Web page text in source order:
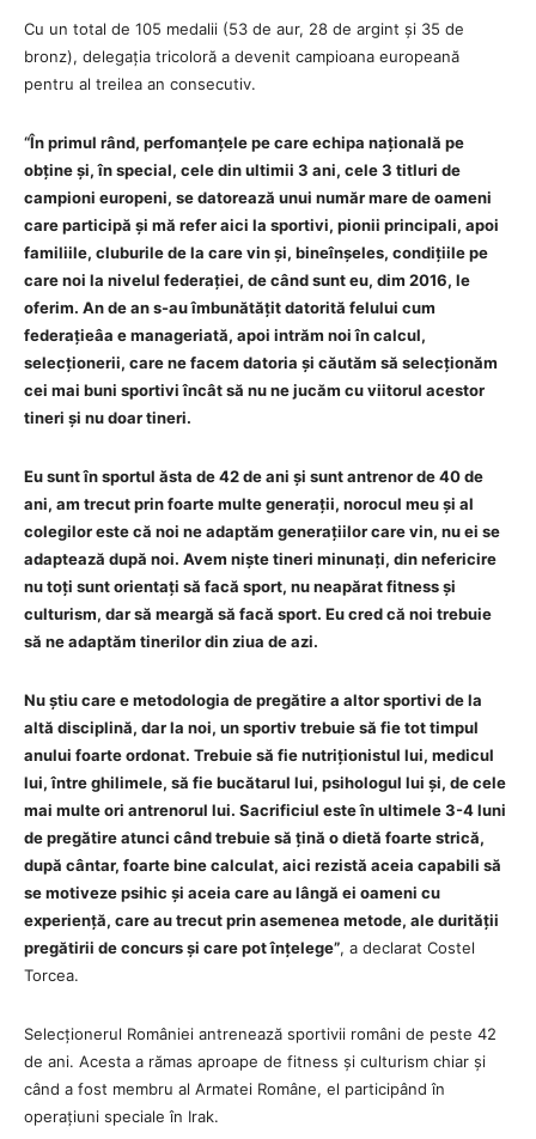
Cu un total de 105 medalii (53 de aur, 28 de argint și 35 de
bronz), delegația tricoloră a devenit campioana europeană
pentru al treilea an consecutiv.
“În primul rând, perfomanțele pe care echipa națională pe
obține și, în special, cele din ultimii 3 ani, cele 3 titluri de
campioni europeni, se datorează unui număr mare de oameni
care participă și mă refer aici la sportivi, pionii principali, apoi
familiile, cluburile de la care vin și, bineînșeles, condițiile pe
care noi la nivelul federației, de când sunt eu, dim 2016, le
oferim. An de an s-au îmbunătățit datorită felului cum
federațieâa e manageriată, apoi intrăm noi în calcul,
selecționerii, care ne facem datoria și căutăm să selecționăm
cei mai buni sportivi încât să nu ne jucăm cu viitorul acestor
tineri și nu doar tineri.
Eu sunt în sportul ăsta de 42 de ani și sunt antrenor de 40 de
ani, am trecut prin foarte multe generații, norocul meu și al
colegilor este că noi ne adaptăm generațiilor care vin, nu ei se
adaptează după noi. Avem niște tineri minunați, din nefericire
nu toți sunt orientați să facă sport, nu neapărat fitness și
culturism, dar să meargă să facă sport. Eu cred că noi trebuie
să ne adaptăm tinerilor din ziua de azi.
Nu știu care e metodologia de pregătire a altor sportivi de la
altă disciplină, dar la noi, un sportiv trebuie să fie tot timpul
anului foarte ordonat. Trebuie să fie nutriționistul lui, medicul
lui, între ghilimele, să fie bucătarul lui, psihologul lui și, de cele
mai multe ori antrenorul lui. Sacrificiul este în ultimele 3-4 luni
de pregătire atunci când trebuie să țină o dietă foarte strică,
după cântar, foarte bine calculat, aici rezistă aceia capabili să
se motiveze psihic și aceia care au lângă ei oameni cu
experiență, care au trecut prin asemenea metode, ale durității
pregătirii de concurs și care pot înțelege”, a declarat Costel
Torcea.
Selecționerul României antrenează sportivii români de peste 42
de ani. Acesta a rămas aproape de fitness și culturism chiar și
când a fost membru al Armatei Române, el participând în
operațiuni speciale în Irak.